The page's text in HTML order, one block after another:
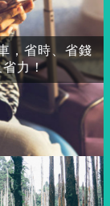
，省時、省錢
省力！